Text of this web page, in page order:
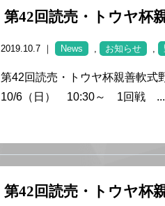
第42回読売・トウヤ杯
2019.10.7 ｜ News お知らせ
第42回読売・トウヤ杯親善軟式
10/6（日） 10:30～ 1回戦 ...
第42回読売・トウヤ杯